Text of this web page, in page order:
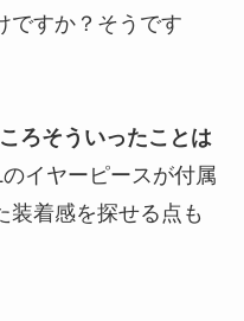
ですか？そうです
ろそういったことは
イヤーピースが付属
装着感を探せる点も